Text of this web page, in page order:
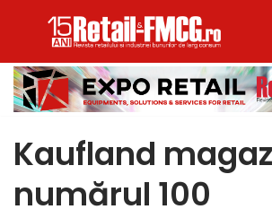
la
conținut
Kaufland
numărul 100